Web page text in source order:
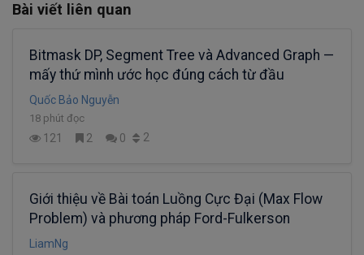
Bài viết liên quan
Bitmask DP, Segment Tree và Advanced Graph —
mấy thứ mình ước học đúng cách từ đầu
Quốc Bảo Nguyễn
18 phút đọc
121 2 0 2
Giới thiệu về Bài toán Luồng Cực Đại (Max Flow
Problem) và phương pháp Ford-Fulkerson
LiamNg